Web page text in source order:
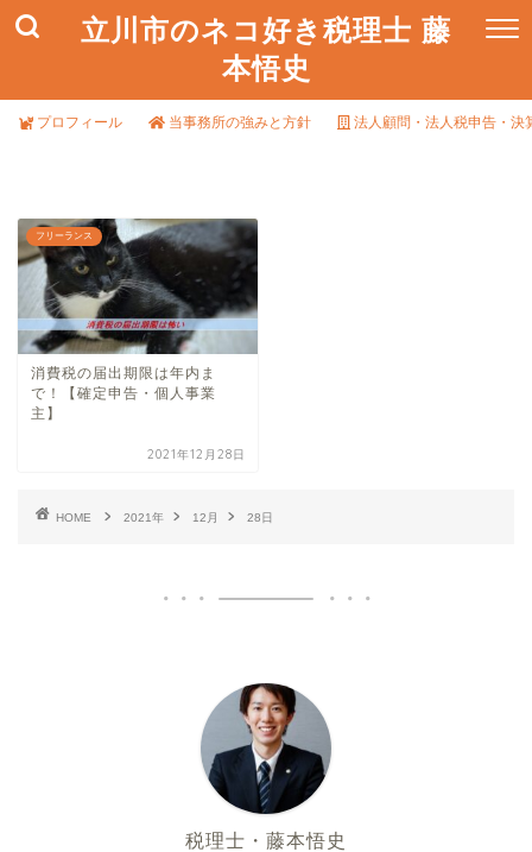
立川市のネコ好き税理士 藤
本悟史
プロフィール 当事務所の強みと方針 法人顧問・法人税申告・決
フリーランス
消費税の届出期限は年内ま
で！【確定申告・個人事業
主】
2021年12月28日
HOME 2021年 12月 28日
税理士・藤本悟史